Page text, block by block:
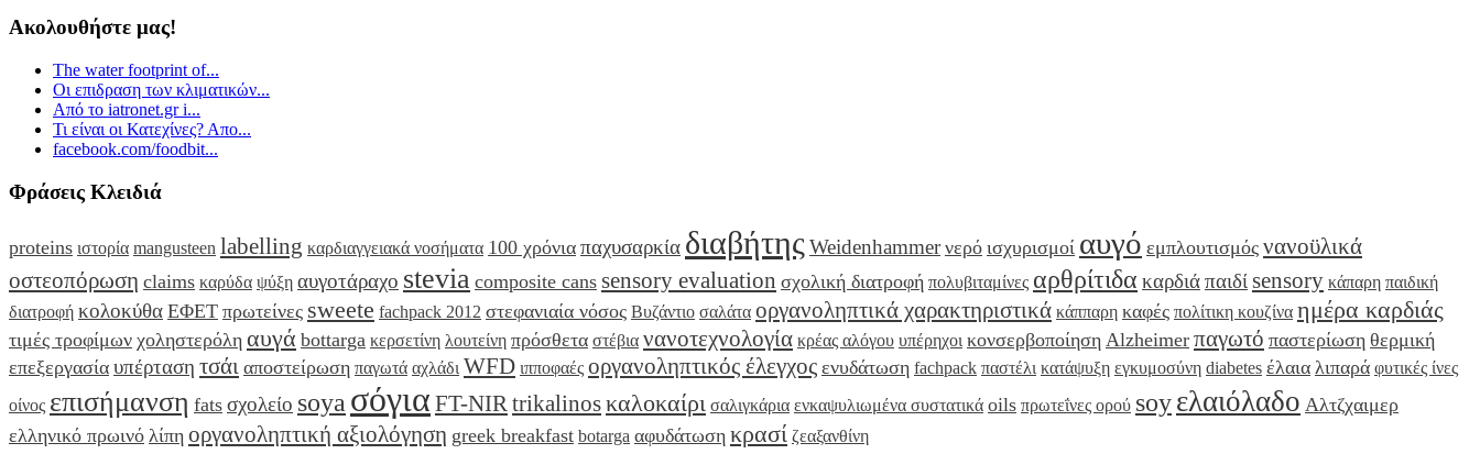
Ακολουθήστε μας!
The water footprint of...
Οι επιδραση των κλιματικών...
Από το iatronet.gr i...
Τι είναι οι Κατεχίνες? Απο...
facebook.com/foodbit...
Φράσεις Κλειδιά
proteins ιστορία mangusteen labelling καρδιαγγειακά νοσήματα 100 χρόνια παχυσαρκία διαβήτηςWeidenhammer νερό ισχυρισμοί αυγό εμπλουτισμός νανοϋλικά
οστεοπόρωση claims καρύδα ψύξη αυγοτάραχο stevia composite cans sensory evaluation σχολική διατροφή πολυβιταμίνες αρθρίτιδα καρδιάπαιδίsensory κάπαρη παιδική
διατροφή κολοκύθα ΕΦΕΤ πρωτείνες sweete fachpack 2012 στεφανιαία νόσος Βυζάντιο σαλάτα οργανοληπτικά χαρακτηριστικά κάππαρη καφές πολίτικη κουζίνα ημέρα καρδιάς
τιμές τροφίμων χοληστερόλη αυγά bottarga κερσετίνη λουτείνη πρόσθετα στέβια νανοτεχνολογία κρέας αλόγου υπέρηχοι κονσερβοποίηση Alzheimer παγωτό παστερίωση θερμική
επεξεργασία υπέρταση τσάι αποστείρωση παγωτά αχλάδι WFD ιπποφαές οργανοληπτικός έλεγχος ενυδάτωση fachpack παστέλι κατάψυξη εγκυμοσύνη diabetes έλαια λιπαρά φυτικές ίνες
οίνος επισήμανση fats σχολείο soyaσόγια FT-NIR trikalinosκαλοκαίρι σαλιγκάρια ενκαψυλιωμένα συστατικά oils πρωτεΐνες ορού soyελαιόλαδο Αλτζχαιμερ
ελληνικό πρωινό λίπη οργανοληπτική αξιολόγηση greek breakfast botarga αφυδάτωση κρασί ζεαξανθίνη